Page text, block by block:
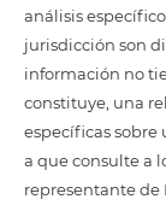
análisis
jurisdicción son
información no
constituye, una
específicas sobre
a que consulte a
representante de